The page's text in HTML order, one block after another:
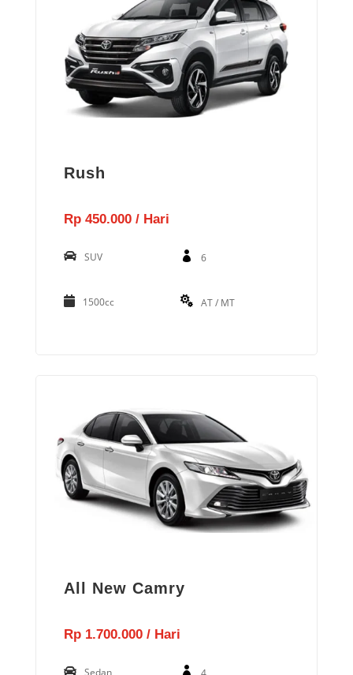
Rush
Rp 450.000 / Hari
SUV 6
1500cc AT / MT
All New Camry
Rp 1.700.000 / Hari